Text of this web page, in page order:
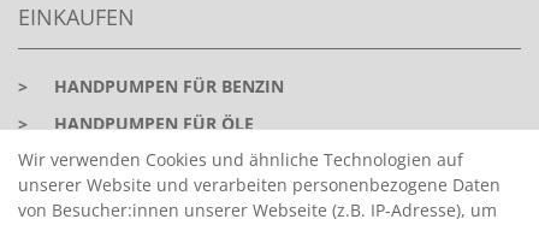
EINKAUFEN
>
HANDPUMPEN FÜR BENZIN
>
HANDPUMPEN FÜR ÖLE
>
TANKANLAGEN
>
ADBLUE® BETANKUNG
Wir verwenden Cookies und ähnliche Technologien auf
unserer Website und verarbeiten personenbezogene Daten
von Besucher:innen unserer Webseite (z.B. IP-Adresse), um